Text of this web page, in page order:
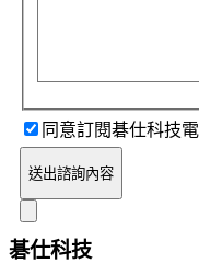
同意訂閱碁仕科技
送出諮詢內容
碁仕科技